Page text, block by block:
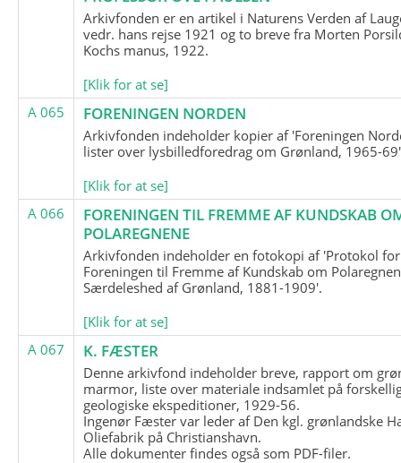
Arkivfonden er en artikel i Naturens Verden af
vedr. hans rejse 1921 og to breve fra Morten
Kochs manus, 1922.
[Klik for at se]
A 065
FORENINGEN NORDEN
Arkivfonden indeholder kopier af 'Foreningen
lister over lysbilledforedrag om Grønland, 1965-
[Klik for at se]
A 066
FORENINGEN TIL FREMME AF KUNDSKAB
POLAREGNENE
Arkivfonden indeholder en fotokopi af 'Protokol for
Foreningen til Fremme af Kundskab om
Særdeleshed af Grønland, 1881-1909'.
[Klik for at se]
A 067
K. FÆSTER
Denne arkivfond indeholder breve, rapport om
marmor, liste over materiale indsamlet på
geologiske ekspeditioner, 1929-56.
Ingenør Fæster var leder af Den kgl. grønlandske
Oliefabrik på Christianshavn.
Alle dokumenter findes også som PDF-filer.